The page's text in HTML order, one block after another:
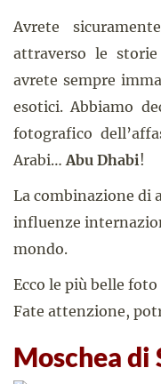
Avrete
attraverso le
avrete sempre
esotici. Abbiamo
fotografico
Arabi…Abu Dhabi!
La combinazione di
influenze
mondo.
Ecco le più belle
Fate attenzione,
Moschea di